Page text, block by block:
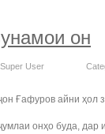
он
Super User
Ғафуров айни ҳол
онҳо буда, дар